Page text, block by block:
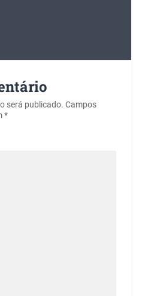
será publicado. Campos
*